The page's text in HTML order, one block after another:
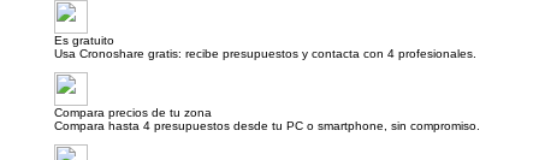
Es gratuito
Usa Cronoshare gratis: recibe presupuestos y contacta con 4 profesionales.
Compara precios de tu zona
Compara hasta 4 presupuestos desde tu PC o smartphone, sin compromiso.